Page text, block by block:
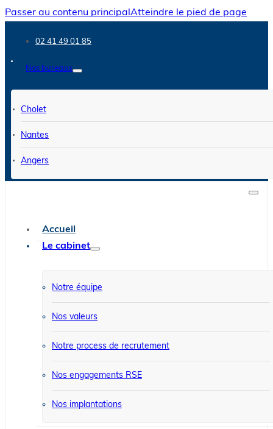
Passer au contenu principal Atteindre le pied de page
02 41 49 01 85
Nos bureaux
Cholet
Nantes
Angers
Accueil
Le cabinet
Notre équipe
Nos valeurs
Notre process de recrutement
Nos engagements RSE
Nos implantations